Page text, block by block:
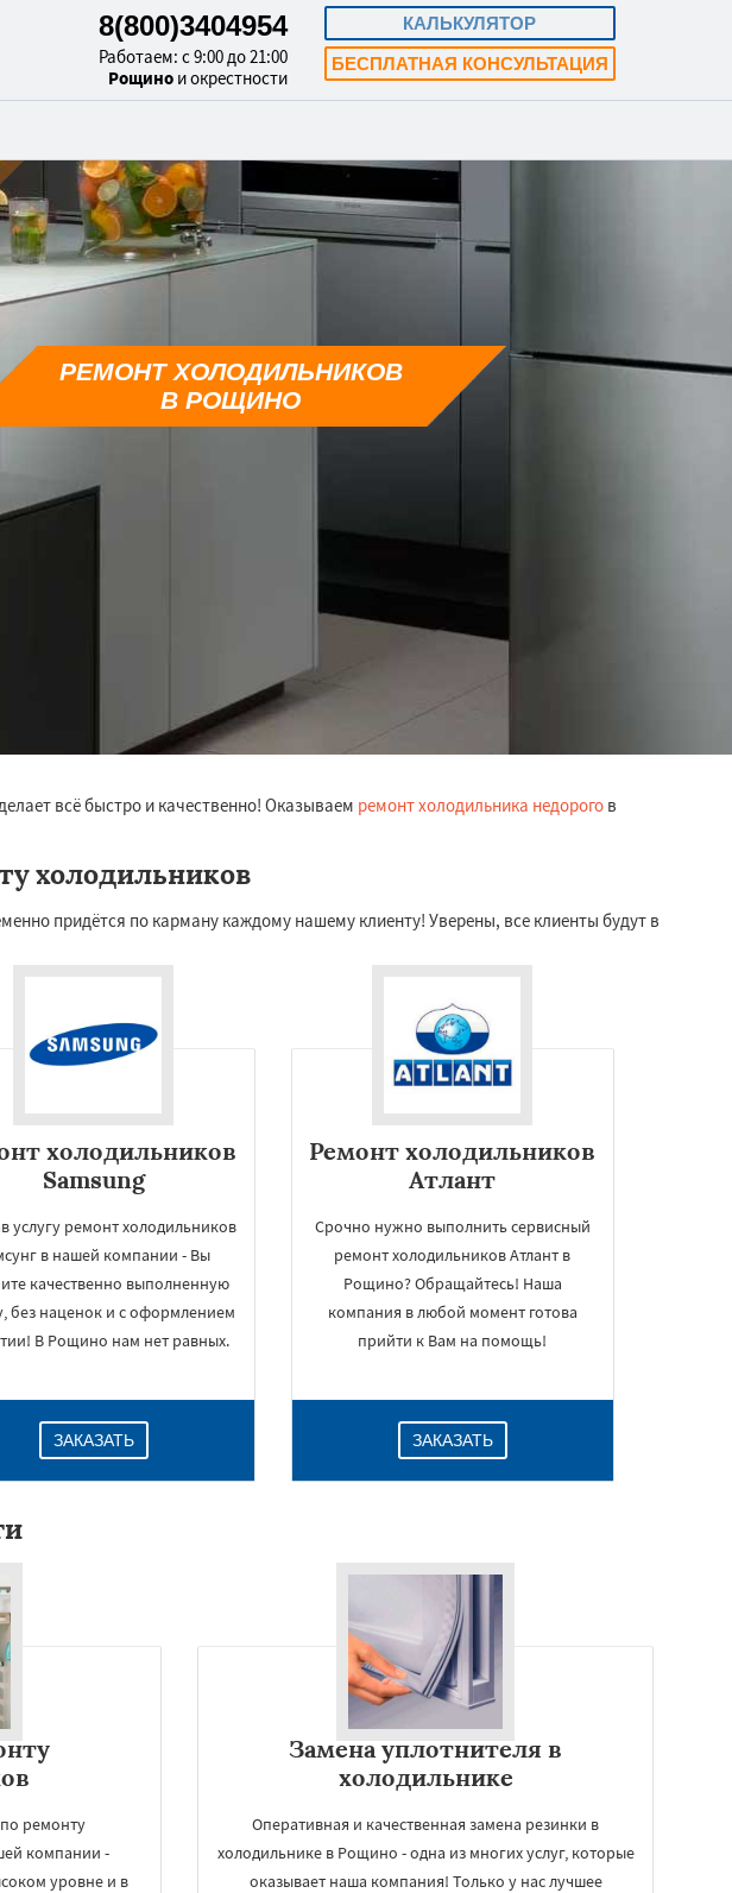
КАЛЬКУЛЯТОР
БЕСПЛАТНАЯ КОНСУЛЬТАЦИЯ
8(800)3404954
Работаем: с 9:00 до 21:00
Рощино и окрестности
РЕМОНТ ХОЛОДИЛЬНИКОВ
В РОЩИНО
всё быстро и качественно! Оказываем ремонт холодильника недорого в
холодильников
придётся по карману каждому нашему клиенту! Уверены, все клиенты будут в
холодильников
Samsung
услугу ремонт холодильников
в нашей компании - Вы
качественно выполненную
без наценок и с оформлением
В Рощино нам нет равных.
ЗАКАЗАТЬ
Ремонт холодильников
Атлант
Срочно нужно выполнить сервисный
ремонт холодильников Атлант в
Рощино? Обращайтесь! Наша
компания в любой момент готова
прийти к Вам на помощь!
ЗАКАЗАТЬ
ремонту
компании -
уровне и в
Замена уплотнителя в
холодильнике
Оперативная и качественная замена резинки в
холодильнике в Рощино - одна из многих услуг, которые
оказывает наша компания! Только у нас лучшее